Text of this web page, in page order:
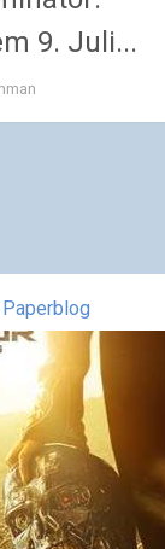
9. Juli...